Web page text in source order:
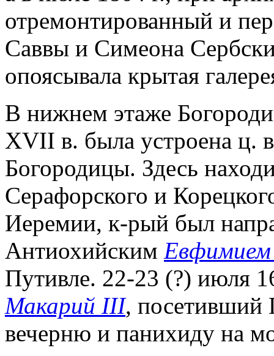
отремонтированный и
Саввы и Симеона
опоясывала крытая
В нижнем этаже
XVII в. была устроена ц.
Богородицы. Здесь
Серафорского и
Иеремии, к-рый был
Антиохийским
Путивле. 22-23 (?) июля
Макарий III, посетивший
вечерню и панихиду на